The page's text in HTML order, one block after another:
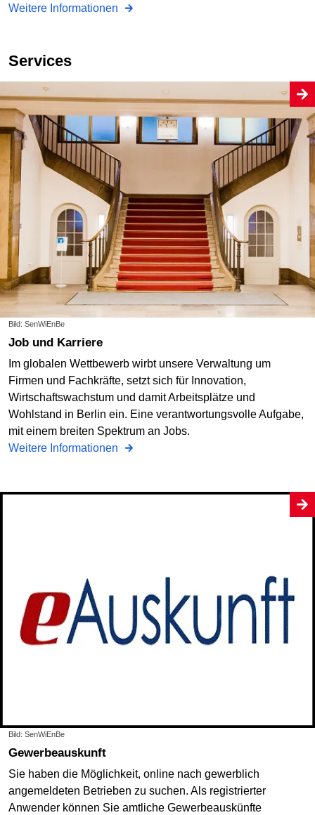
Weitere Informationen
Services
Bild: SenWiEnBe
Job und Karriere
Im globalen Wettbewerb wirbt unsere Verwaltung um
Firmen und Fachkräfte, setzt sich für Innovation,
Wirtschafts­wachstum und damit Arbeitsplätze und
Wohlstand in Berlin ein. Eine verantwor­tungsvolle Aufgabe,
mit einem breiten Spektrum an Jobs.
Weitere Informationen
Bild: SenWiEnBe
Gewerbeauskunft
Sie haben die Möglichkeit, online nach gewerb­lich
angemeldeten Betrieben zu suchen. Als regis­trier­ter
Anwender können Sie amtliche Gewerbeauskünfte